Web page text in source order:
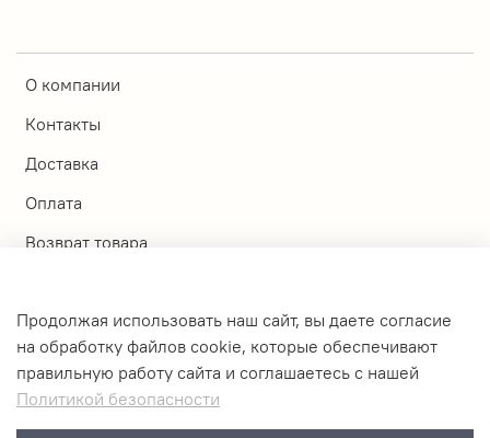
О компании
Контакты
Доставка
Оплата
Возврат товара
Личный кабинет
Оферта и политика конфиденциальности
Продолжая использовать наш сайт, вы даете согласие
на обработку файлов cookie, которые обеспечивают
правильную работу сайта и соглашаетесь с нашей
Политикой безопасности